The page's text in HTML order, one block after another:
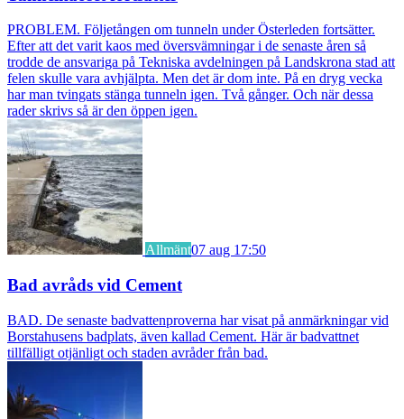
PROBLEM. Följetången om tunneln under Österleden fortsätter.
Efter att det varit kaos med översvämningar i de senaste åren så
trodde de ansvariga på Tekniska avdelningen på Landskrona stad att
felen skulle vara avhjälpta. Men det är dom inte. På en dryg vecka
har man tvingats stänga tunneln igen. Två gånger. Och när dessa
rader skrivs så är den öppen igen.
Allmänt07 aug 17:50
Bad avråds vid Cement
BAD. De senaste badvattenproverna har visat på anmärkningar vid
Borstahusens badplats, även kallad Cement. Här är badvattnet
tillfälligt otjänligt och staden avråder från bad.